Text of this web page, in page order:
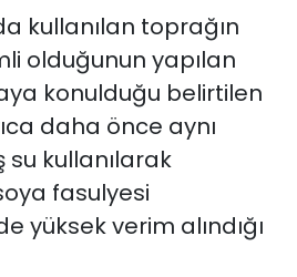
kullanılan toprağın
olduğunun yapılan
konulduğu belirtilen
daha önce aynı
su kullanılarak
fasulyesi
yüksek verim alındığı